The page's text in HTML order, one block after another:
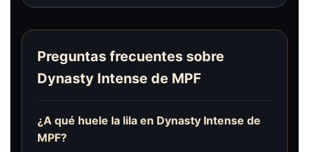
Preguntas frecuentes sobre
Dynasty Intense de MPF
¿A qué huele la lila en Dynasty Intense de
MPF?